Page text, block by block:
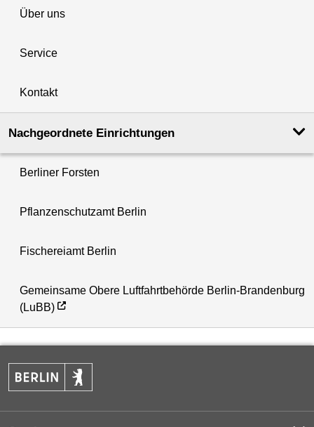
Über uns
Service
Kontakt
Nachgeordnete Einrichtungen
Berliner Forsten
Pflanzenschutzamt Berlin
Fischereiamt Berlin
Gemeinsame Obere Luftfahrtbehörde Berlin-Brandenburg
(LuBB)